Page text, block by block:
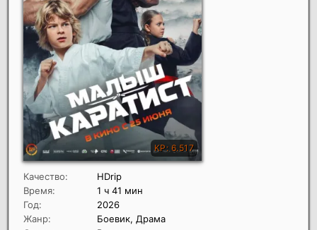
Качество:
HDrip
Время:
1 ч 41 мин
Год:
2026
Жанр:
Боевик, Драма